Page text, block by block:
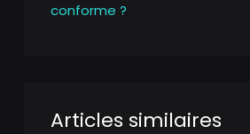
conforme ?
Articles similaires